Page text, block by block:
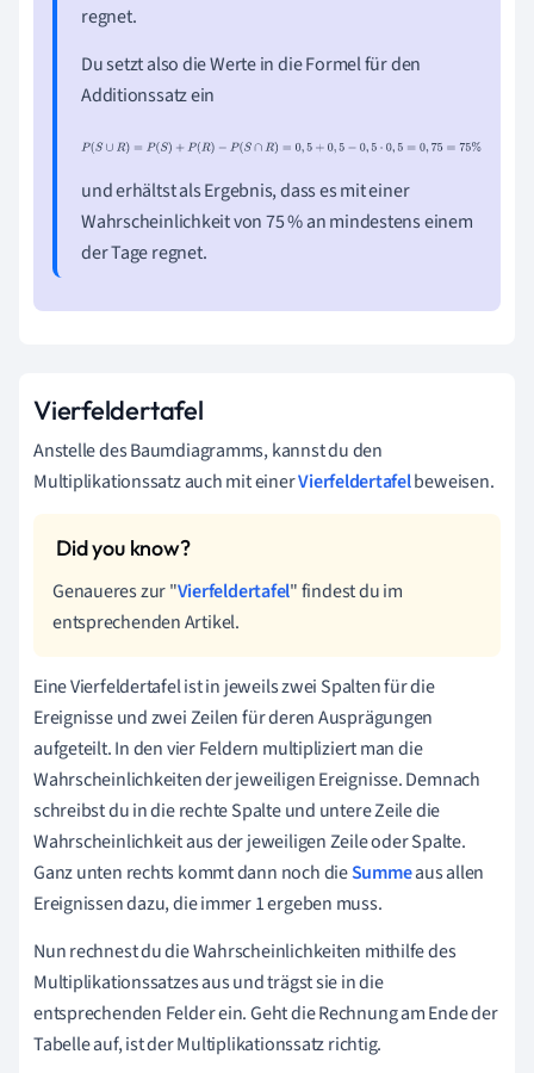
regnet.
Du setzt also die Werte in die Formel für den
Additionssatz ein
P(S∪R)=P(S)+P(R)-P(S∩R)=0,5+0,5-
0 = 0,75= 75 %
und erhältst als Ergebnis, dass es mit einer
Wahrscheinlichkeit von 75 % an mindestens einem
der Tage regnet.
Vierfeldertafel
Anstelle des Baumdiagramms, kannst du den
Multiplikationssatz auch mit einerVierfeldertafelbeweisen.
Genaueres zur "Vierfeldertafel" findest du im
entsprechenden Artikel.
Eine Vierfeldertafel ist in jeweils zwei Spalten für die
Ereignisse und zwei Zeilen für deren Ausprägungen
aufgeteilt. In den vier Feldern multipliziert man die
Wahrscheinlichkeiten der jeweiligen Ereignisse. Demnach
schreibst du in die rechte Spalte und untere Zeile die
Wahrscheinlichkeit aus der jeweiligen Zeile oder Spalte.
Ganz unten rechts kommt dann noch dieSummeaus allen
Ereignissen dazu, die immer 1 ergeben muss.
Nun rechnest du die Wahrscheinlichkeiten mithilfe des
Multiplikationssatzes aus und trägst sie in die
entsprechenden Felder ein. Geht die Rechnung am Ende der
Tabelle auf, ist der Multiplikationssatz richtig.